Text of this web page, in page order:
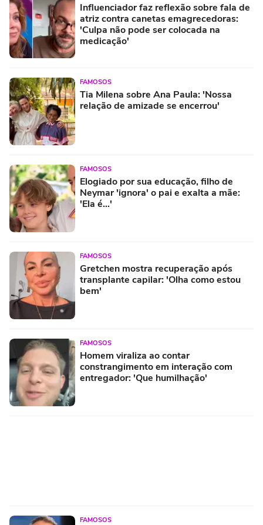
Influenciador faz reflexão sobre fala de
atriz contra canetas emagrecedoras:
'Culpa não pode ser colocada na
medicação'
FAMOSOS
Tia Milena sobre Ana Paula: 'Nossa
relação de amizade se encerrou'
FAMOSOS
Elogiado por sua educação, filho de
Neymar 'ignora' o pai e exalta a mãe:
'Ela é...'
FAMOSOS
Gretchen mostra recuperação após
transplante capilar: 'Olha como estou
bem'
FAMOSOS
Homem viraliza ao contar
constrangimento em interação com
entregador: 'Que humilhação'
FAMOSOS